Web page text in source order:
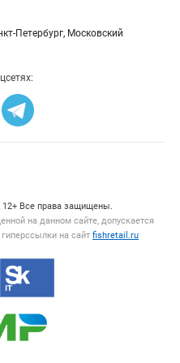
Петербург, Московский
12+ Все права защищены.
на данном сайте, допускается
на сайт fishretail.ru